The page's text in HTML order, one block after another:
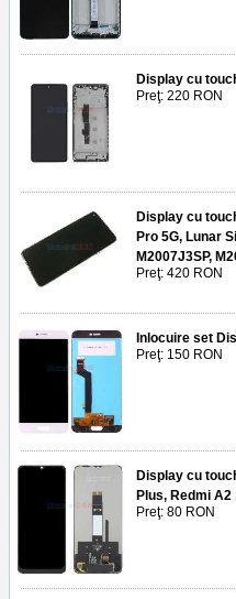
Display cu
Preţ: 220 RON
Display cu
Pro 5G, Lunar
M2007J3SP,
Preţ: 420 RON
Inlocuire set
Preţ: 150 RON
Display cu
Plus, Redmi A2
Preţ: 80 RON